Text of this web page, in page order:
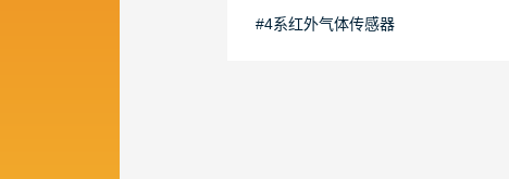
#4系红外气体传感器